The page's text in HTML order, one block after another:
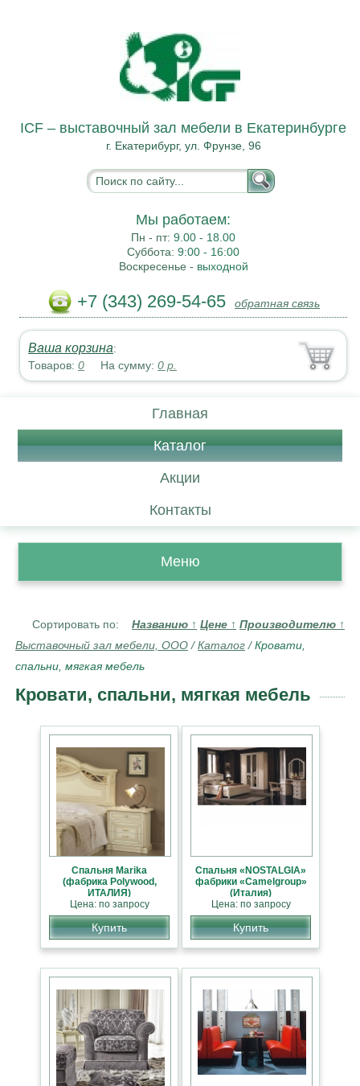
ICF – выставочный зал мебели в Екатеринбурге
г. Екатерибург, ул. Фрунзе, 96
Мы работаем:
Пн - пт:9.00 - 18.00
Суббота:9:00 - 16:00
Воскресенье - выходной
+7 (343) 269-54-65 обратная связь
Ваша корзина:
Товаров:0 На сумму:0 р.
Главная
Каталог
Акции
Контакты
Меню
Сортировать по: Названию ↑ Цене ↑ Производителю ↑
Выставочный зал мебели, ООО /Каталог /Кровати,
спальни, мягкая мебель
Кровати, спальни, мягкая мебель
Спальня Marika
(фабрика Polywood,
ИТАЛИЯ)
Цена: по запросу
Купить
Спальня «NOSTALGIA»
фабрики «Camelgroup»
(Италия)
Цена: по запросу
Купить